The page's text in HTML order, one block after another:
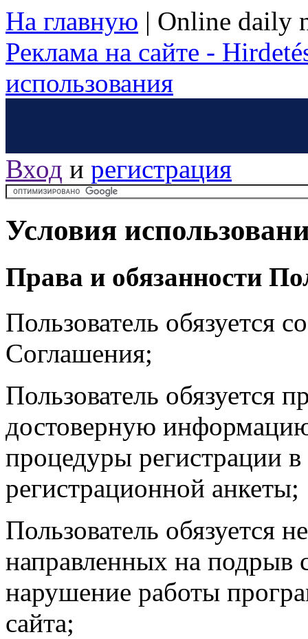
На главную | Online daily
Реклама на сайте -
использования
Вход и регистрация
Условия
Права и обязанности
Пользователь обязуется
Соглашения;
Пользователь обязуется
достоверную
процедуры регистрации
регистрационной анкеты;
Пользователь обязуется
направленных на подрыв
нарушение работы
сайта;